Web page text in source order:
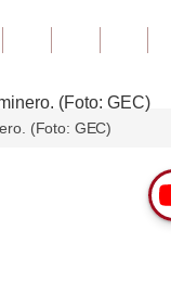
(Foto: GEC)